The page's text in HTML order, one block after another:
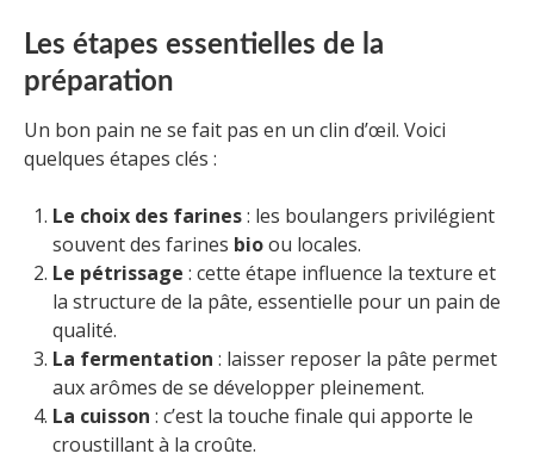
Les étapes essentielles de la
préparation
Un bon pain ne se fait pas en un clin d’œil. Voici
quelques étapes clés :
Le choix des farines: les boulangers privilégient
souvent des farines bioou locales.
Le pétrissage : cette étape influence la texture et
la structure de la pâte, essentielle pour un pain de
qualité.
La fermentation : laisser reposer la pâte permet
aux arômes de se développer pleinement.
La cuisson : c’est la touche finale qui apporte le
croustillant à la croûte.